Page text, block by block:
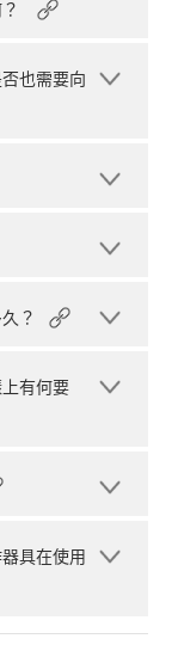
也需要向
？
有何要
具在使用